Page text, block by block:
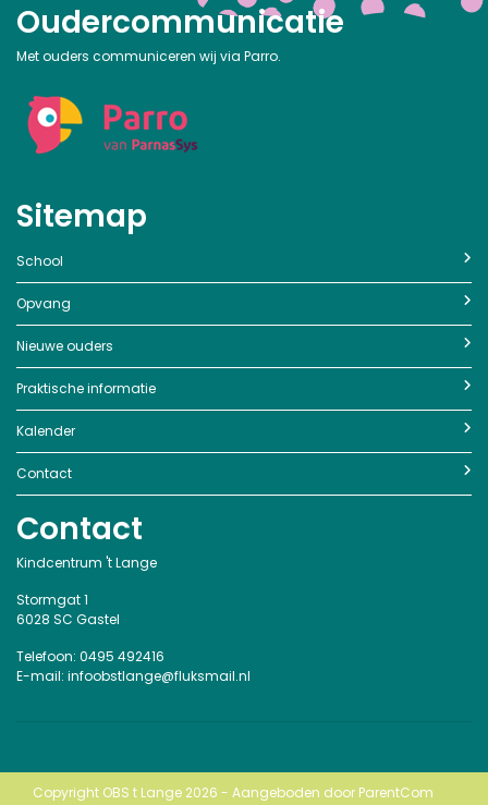
Oudercommunicatie
Met ouders communiceren wij via Parro.
Sitemap
School
Opvang
Nieuwe ouders
Praktische informatie
Kalender
Contact
Contact
Kindcentrum 't Lange
Stormgat 1
6028 SC Gastel
Telefoon: 0495 492416
E-mail: infoobstlange@fluksmail.nl
Copyright OBS t Lange 2026 - Aangeboden door ParentCom